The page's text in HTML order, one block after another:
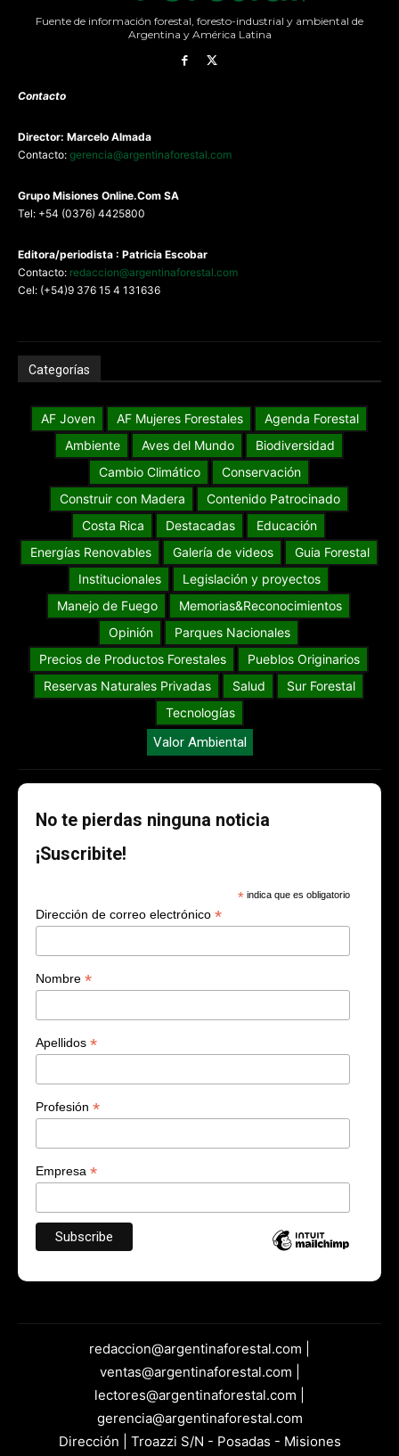
Fuente de información forestal, foresto-industrial y ambiental de
Argentina y América Latina
Contacto
Director: Marcelo Almada
Contacto: gerencia@argentinaforestal.com
Grupo Misiones Online.Com SA
Tel: +54 (0376) 4425800
Editora/periodista : Patricia Escobar
Contacto: redaccion@argentinaforestal.com
Cel: (+54)9 376 15 4 131636
Categorías
AF Joven AF Mujeres Forestales
Agenda Forestal
Ambiente
Aves del Mundo
Biodiversidad
Cambio Climático
Conservación
Construir con Madera
Contenido Patrocinado
Costa Rica
Destacadas
Educación
Energías Renovables
Galería de videos
Guia Forestal
Institucionales
Legislación y proyectos
Manejo de Fuego
Memorias&Reconocimientos
Opinión
Parques Nacionales
Precios de Productos Forestales
Pueblos Originarios
Reservas Naturales Privadas
Salud
Sur Forestal
Tecnologías
Valor Ambiental
No te pierdas ninguna noticia
¡Suscribite!
* indica que es obligatorio
Dirección de correo electrónico *
Nombre *
Apellidos *
Profesión *
Empresa *
redaccion@argentinaforestal.com |
ventas@argentinaforestal.com |
lectores@argentinaforestal.com |
gerencia@argentinaforestal.com
Dirección | Troazzi S/N - Posadas - Misiones